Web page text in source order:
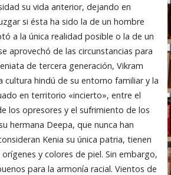
su vida anterior, dejando en
si ésta ha sido la de un hombre
a la única realidad posible o la de un
aprovechó de las circunstancias para
de tercera generación, Vikram
cultura hindú de su entorno familiar y la
en territorio «incierto», entre el
los opresores y el sufrimiento de los
hermana Deepa, que nunca han
Kenia su única patria, tienen
y colores de piel. Sin embargo,
para la armonía racial. Vientos de